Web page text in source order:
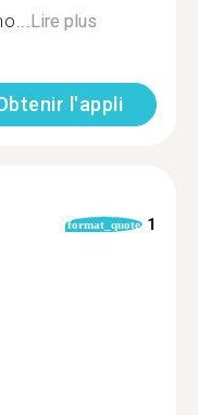
Lire plus
l'appli
format_quote 1